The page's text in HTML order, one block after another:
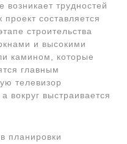
трудностей
проект составляется
строительства
и высокими
камином, которые
главным
телевизор
вокруг выстраивается
планировки